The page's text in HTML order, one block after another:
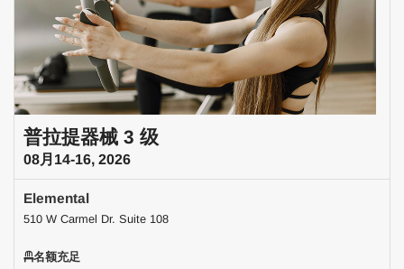
普拉提器械 3 级
08月14-16, 2026
Elemental
510 W Carmel Dr. Suite 108
名额充足